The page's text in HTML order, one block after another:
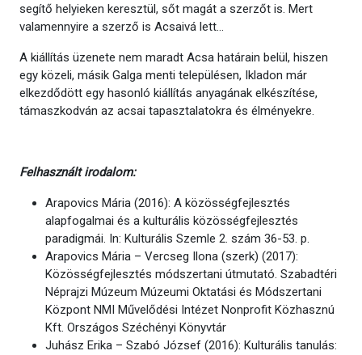
segítő helyieken keresztül, sőt magát a szerzőt is. Mert
valamennyire a szerző is Acsaivá lett…
A kiállítás üzenete nem maradt Acsa határain belül, hiszen
egy közeli, másik Galga menti településen, Ikladon már
elkezdődött egy hasonló kiállítás anyagának elkészítése,
támaszkodván az acsai tapasztalatokra és élményekre.
Felhasznált irodalom:
Arapovics Mária (2016): A közösségfejlesztés
alapfogalmai és a kulturális közösségfejlesztés
paradigmái. In: Kulturális Szemle 2. szám 36-53. p.
Arapovics Mária – Vercseg Ilona (szerk) (2017):
Közösségfejlesztés módszertani útmutató. Szabadtéri
Néprajzi Múzeum Múzeumi Oktatási és Módszertani
Központ NMI Művelődési Intézet Nonprofit Közhasznú
Kft. Országos Széchényi Könyvtár
Juhász Erika – Szabó József (2016): Kulturális tanulás: